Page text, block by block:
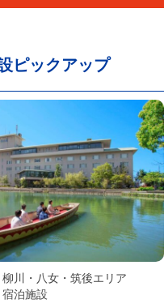
ピックアップ
柳川・八女・筑後エリア
宿泊施設